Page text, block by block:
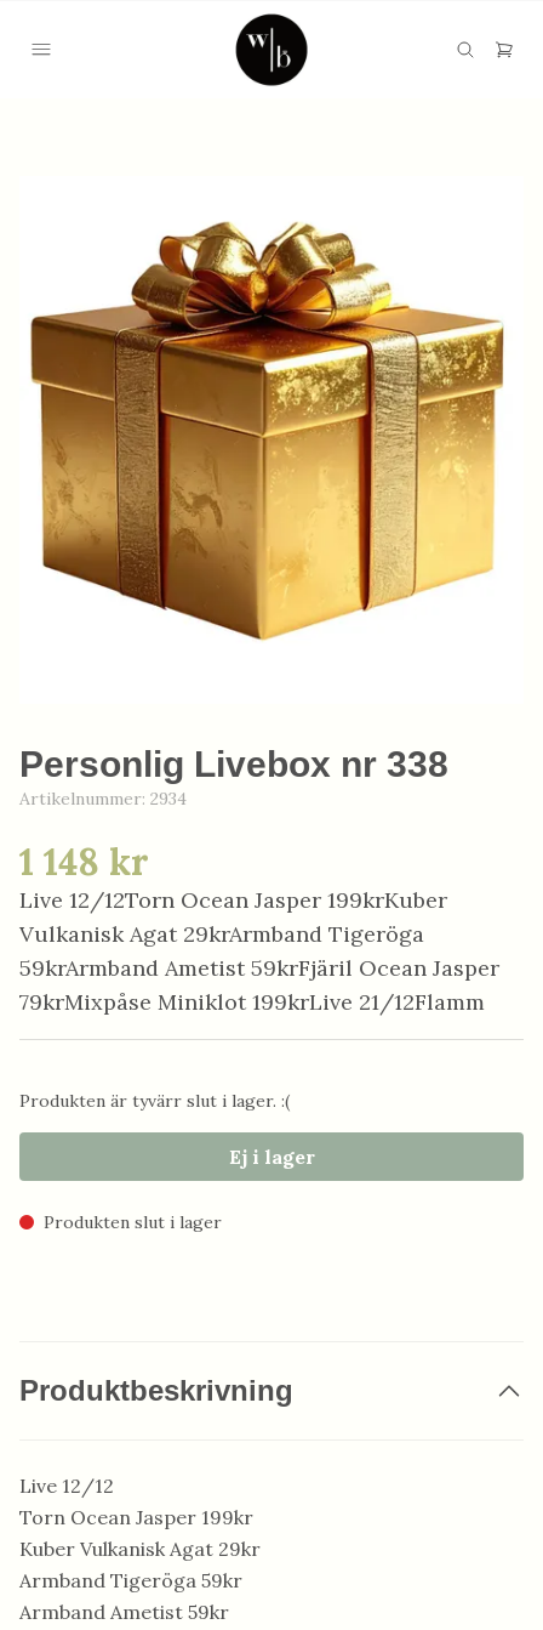
Personlig Livebox nr 338
Artikelnummer: 2934
1 148 kr
Live 12/12Torn Ocean Jasper 199krKuber
Vulkanisk Agat 29krArmband Tigeröga
59krArmband Ametist 59krFjäril Ocean Jasper
79krMixpåse Miniklot 199krLive 21/12Flamm
Produkten är tyvärr slut i lager. :(
Ej i lager
Produkten slut i lager
Produktbeskrivning
Live 12/12
Torn Ocean Jasper 199kr
Kuber Vulkanisk Agat 29kr
Armband Tigeröga 59kr
Armband Ametist 59kr